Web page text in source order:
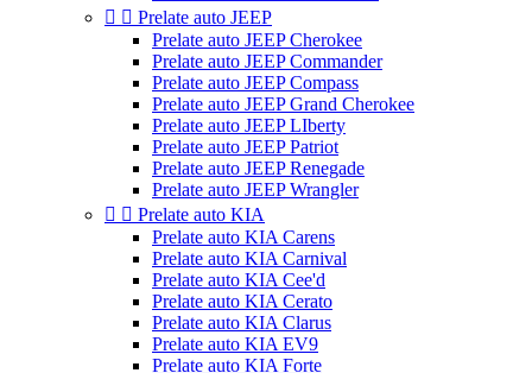
  Prelate auto JEEP
Prelate auto JEEP Cherokee
Prelate auto JEEP Commander
Prelate auto JEEP Compass
Prelate auto JEEP Grand Cherokee
Prelate auto JEEP LIberty
Prelate auto JEEP Patriot
Prelate auto JEEP Renegade
Prelate auto JEEP Wrangler
  Prelate auto KIA
Prelate auto KIA Carens
Prelate auto KIA Carnival
Prelate auto KIA Cee'd
Prelate auto KIA Cerato
Prelate auto KIA Clarus
Prelate auto KIA EV9
Prelate auto KIA Forte